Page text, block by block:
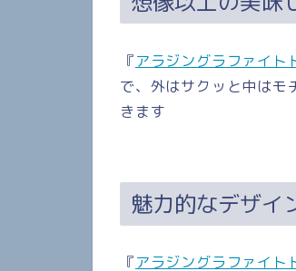
『アラジングラファイ
で、 外はサクッと中はモ
きます
魅力的なデザイ
『アラジングラファイ